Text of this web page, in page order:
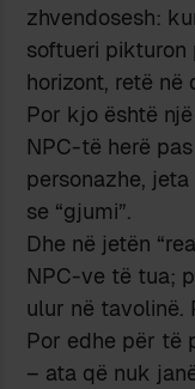
zhvendosesh:
softueri pikturon
horizont, retë në
Por kjo është
NPC-të herë
personazhe,
se “gjumi”.
Dhe në jetën
NPC-ve të tua;
ulur në tavolinë.
Por edhe për të
– ata që nuk